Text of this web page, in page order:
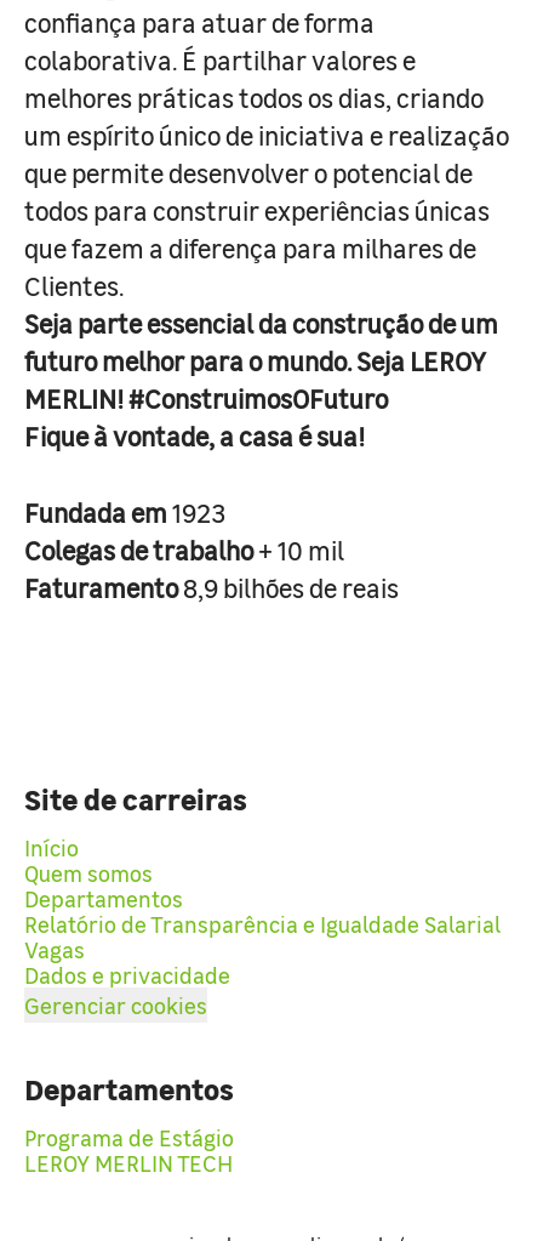
confiança para atuar de forma
colaborativa. É partilhar valores e
melhores práticas todos os dias, criando
um espírito único de iniciativa e realização
que permite desenvolver o potencial de
todos para construir experiências únicas
que fazem a diferença para milhares de
Clientes.
Seja parte essencial da construção de um
futuro melhor para o mundo. Seja LEROY
MERLIN! #ConstruimosOFuturo
Fique à vontade, a casa é sua!
Fundada em1923
Colegas de trabalho+ 10 mil
Faturamento8,9 bilhões de reais
Site de carreiras
Início
Quem somos
Departamentos
Relatório de Transparência e Igualdade Salarial
Vagas
Dados e privacidade
Gerenciar cookies
Departamentos
Programa de Estágio
LEROY MERLIN TECH